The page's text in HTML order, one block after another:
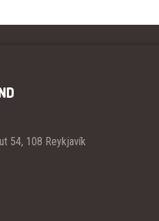
54, 108 Reykjavík